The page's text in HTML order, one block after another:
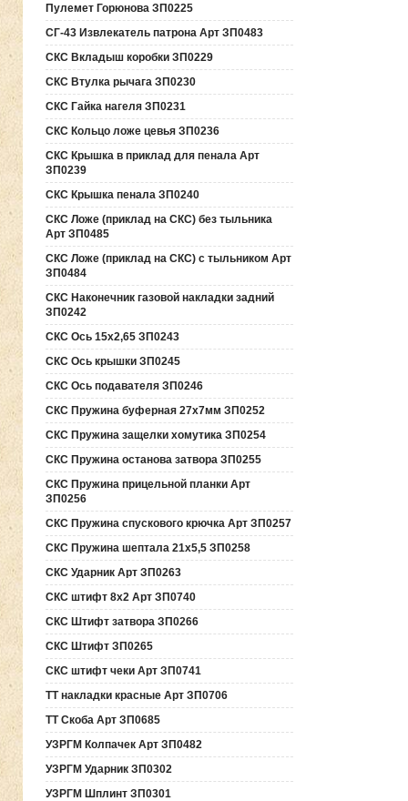
Пулемет Горюнова ЗП0225
СГ-43 Извлекатель патрона Арт ЗП0483
СКС Вкладыш коробки ЗП0229
СКС Втулка рычага ЗП0230
СКС Гайка нагеля ЗП0231
СКС Кольцо ложе цевья ЗП0236
СКС Крышка в приклад для пенала Арт
ЗП0239
СКС Крышка пенала ЗП0240
СКС Ложе (приклад на СКС) без тыльника
Арт ЗП0485
СКС Ложе (приклад на СКС) с тыльником Арт
ЗП0484
СКС Наконечник газовой накладки задний
ЗП0242
СКС Ось 15х2,65 ЗП0243
СКС Ось крышки ЗП0245
СКС Ось подавателя ЗП0246
СКС Пружина буферная 27х7мм ЗП0252
СКС Пружина защелки хомутика ЗП0254
СКС Пружина останова затвора ЗП0255
СКС Пружина прицельной планки Арт
ЗП0256
СКС Пружина спускового крючка Арт ЗП0257
СКС Пружина шептала 21х5,5 ЗП0258
СКС Ударник Арт ЗП0263
СКС штифт 8х2 Арт ЗП0740
СКС Штифт затвора ЗП0266
СКС Штифт ЗП0265
СКС штифт чеки Арт ЗП0741
ТТ накладки красные Арт ЗП0706
ТТ Скоба Арт ЗП0685
УЗРГМ Колпачек Арт ЗП0482
УЗРГМ Ударник ЗП0302
УЗРГМ Шплинт ЗП0301